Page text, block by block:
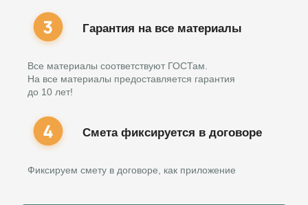
Гарантия на все материалы
Все материалы соответствуют ГОСТам.
На все материалы предоставляется гарантия
до 10 лет!
Смета фиксируется в договоре
Фиксируем смету в договоре, как приложение